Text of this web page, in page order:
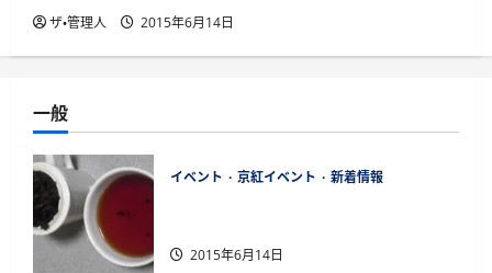
ザ・管理人 2015年6月14日
一般
イベント 京紅イベント 新着情報
2015年6月14日